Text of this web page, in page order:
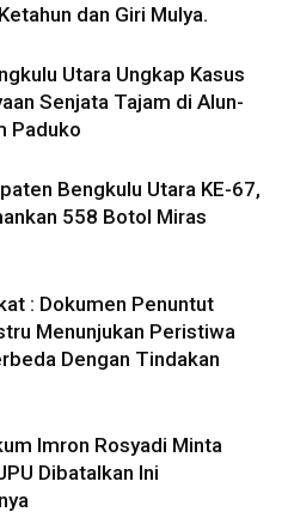
dan Giri Mulya.
Utara Ungkap Kasus
Senjata Tajam di Alun-
Paduko
Bengkulu Utara KE-67,
558 Botol Miras
: Dokumen Penuntut
Menunjukan Peristiwa
Dengan Tindakan
Imron Rosyadi Minta
Dibatalkan Ini